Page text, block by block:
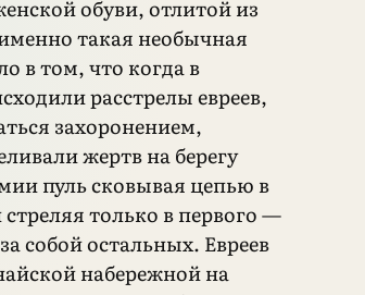
обуви, отлитой из
такая необычная
в том, что когда в
расстрелы евреев,
захоронением,
жертв на берегу
пуль сковывая цепью в
только в первого —
собой остальных. Евреев
набережной на